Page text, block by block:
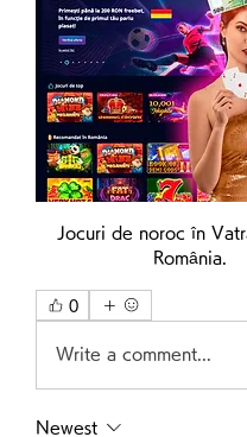
Jocuri de noroc în
România.
0
Write a comment...
Newest